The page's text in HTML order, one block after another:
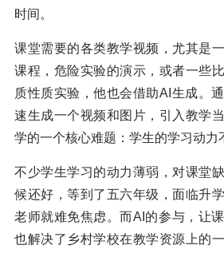
时间。
课堂需要的各类教学视频，尤其是
课程，危险实验的演示，或者一些
质性质实验，他也会借助AI生成。
速生成一个视频和图片，引入教学
学的一个核心难题：学生的学习动力
不少学生学习的动力薄弱，对课堂
候还好，等到了五六年级，面临升
老师就难免焦虑。而AI的参与，让
也解决了乡村学校在教学资源上的